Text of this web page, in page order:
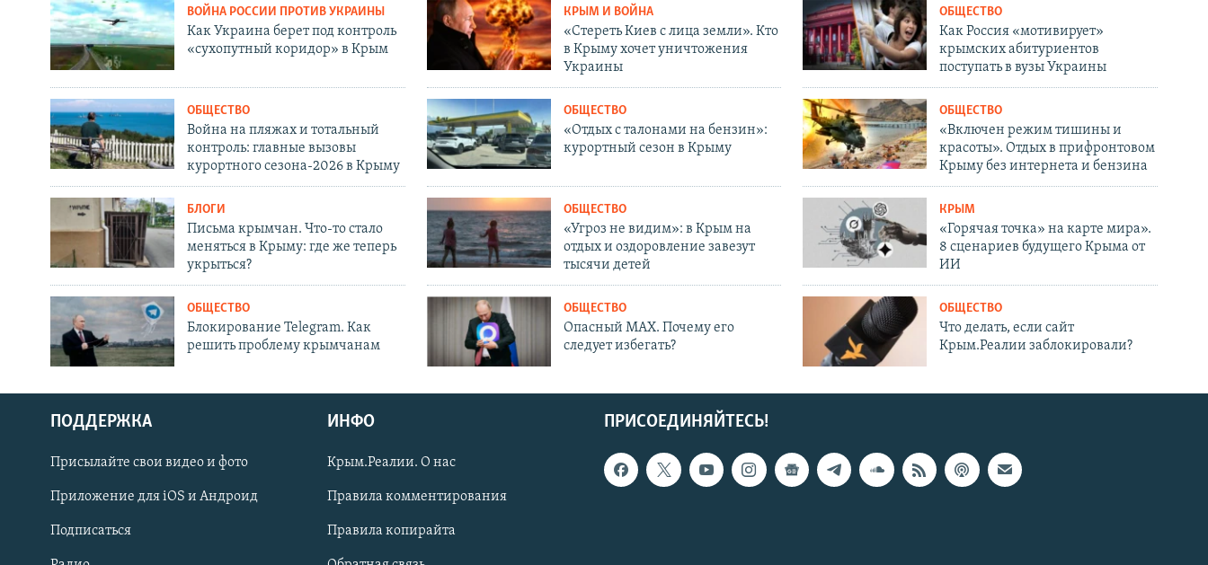
Українською
Qırımtatar
ПРИСОЕДИНЯЙТЕСЬ!
ВОЙНА РОССИИ ПРОТИВ УКРАИНЫ
Как Украина берет под контроль
«сухопутный коридор» в Крым
КРЫМ И ВОЙНА
«Стереть Киев с лица земли». Кто
в Крыму хочет уничтожения
Украины
ОБЩЕСТВО
Как Россия «мотивирует»
крымских абитуриентов
поступать в вузы Украины
ОБЩЕСТВО
Война на пляжах и тотальный
контроль: главные вызовы
курортного сезона-2026 в Крыму
ОБЩЕСТВО
«Отдых с талонами на бензин»:
курортный сезон в Крыму
ОБЩЕСТВО
«Включен режим тишины и
красоты». Отдых в прифронтовом
Крыму без интернета и бензина
БЛОГИ
Письма крымчан. Что-то стало
меняться в Крыму: где же теперь
укрыться?
ОБЩЕСТВО
«Угроз не видим»: в Крым на
отдых и оздоровление завезут
тысячи детей
КРЫМ
«Горячая точка» на карте мира».
8 сценариев будущего Крыма от
ИИ
ОБЩЕСТВО
Блокирование Telegram. Как
решить проблему крымчанам
ОБЩЕСТВО
Опасный MAX. Почему его
следует избегать?
ОБЩЕСТВО
Что делать, если сайт
Крым.Реалии заблокировали?
ПРИСОЕДИНЯЙТЕСЬ!
ПОДДЕРЖКА
Присылайте свои видео и фото
Приложение для iOS и Андроид
Подписаться
ИНФО
Крым.Реалии. О нас
Правила комментирования
Правила копирайта